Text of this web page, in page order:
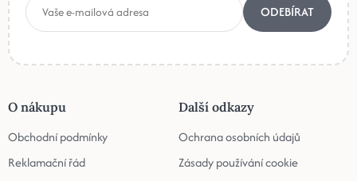
ODEBÍRAT
O nákupu
Obchodní podmínky
Reklamační řád
Další odkazy
Ochrana osobních údajů
Zásady používání cookie